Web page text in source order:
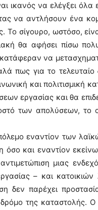
ικανός να ελέγξει όλα
να αντλήσουν ένα
Το σίγουρο, ωστόσο,
θα αφήσει πίσω
να
πως για το τελευταίο
και πολιτισμική
εργασίας και θα
των απολύσεων, το
εναντίον των
όσο και εναντίον
μιας
– και κατοικιών
δεν παρέχει
της καταστολής.